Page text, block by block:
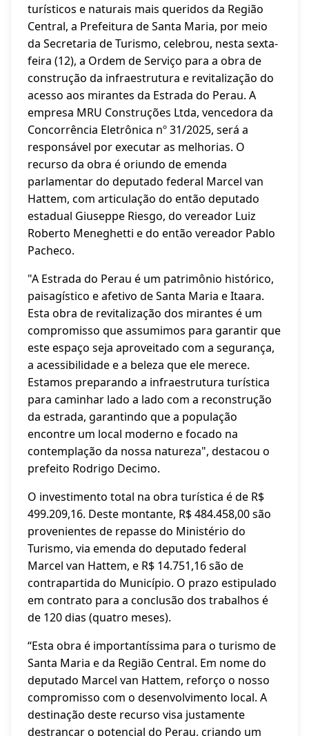
turísticos e naturais mais queridos da Região
Central, a Prefeitura de Santa Maria, por meio
da Secretaria de Turismo, celebrou, nesta sexta-
feira (12), a Ordem de Serviço para a obra de
construção da infraestrutura e revitalização do
acesso aos mirantes da Estrada do Perau. A
empresa MRU Construções Ltda, vencedora da
Concorrência Eletrônica nº 31/2025, será a
responsável por executar as melhorias. O
recurso da obra é oriundo de emenda
parlamentar do deputado federal Marcel van
Hattem, com articulação do então deputado
estadual Giuseppe Riesgo, do vereador Luiz
Roberto Meneghetti e do então vereador Pablo
Pacheco.
"A Estrada do Perau é um patrimônio histórico,
paisagístico e afetivo de Santa Maria e Itaara.
Esta obra de revitalização dos mirantes é um
compromisso que assumimos para garantir que
este espaço seja aproveitado com a segurança,
a acessibilidade e a beleza que ele merece.
Estamos preparando a infraestrutura turística
para caminhar lado a lado com a reconstrução
da estrada, garantindo que a população
encontre um local moderno e focado na
contemplação da nossa natureza", destacou o
prefeito Rodrigo Decimo.
O investimento total na obra turística é de R$
499.209,16. Deste montante, R$ 484.458,00 são
provenientes de repasse do Ministério do
Turismo, via emenda do deputado federal
Marcel van Hattem, e R$ 14.751,16 são de
contrapartida do Município. O prazo estipulado
em contrato para a conclusão dos trabalhos é
de 120 dias (quatro meses).
“Esta obra é importantíssima para o turismo de
Santa Maria e da Região Central. Em nome do
deputado Marcel van Hattem, reforço o nosso
compromisso com o desenvolvimento local. A
destinação deste recurso visa justamente
destrancar o potencial do Perau, criando um